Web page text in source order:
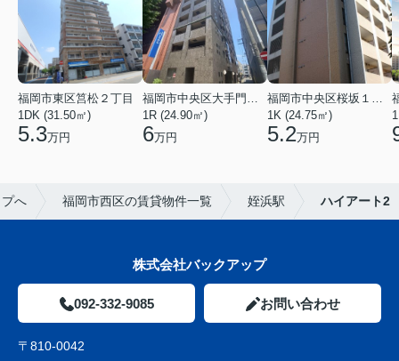
福岡市東区筥松２丁目
1DK (31.50㎡)
5.3万円
1R (24.90㎡)
6万円
1K (24.75㎡)
5.2万円
へ 福岡市西区の賃貸物件一覧 姪浜駅 ハイアート2
株式会社バックアップ
092-332-9085 お問い合わせ
〒810-0042